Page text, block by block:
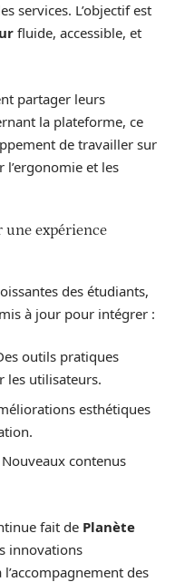
services. L’objectif est
fluide, accessible, et
partager leurs
la plateforme, ce
de travailler sur
et les
expérience
des étudiants,
à jour pour intégrer :
outils pratiques
les utilisateurs.
esthétiques
Nouveaux contenus
fait de Planète
innovations
des